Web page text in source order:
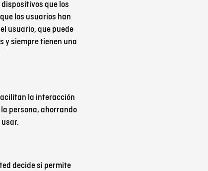
que los
los usuarios han
usuario, que puede
y siempre tienen una
la interacción
persona, ahorrando
decide si permite